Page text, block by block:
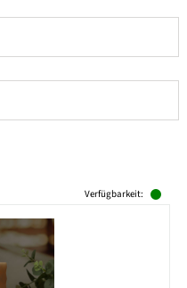
Verfügbarkeit: